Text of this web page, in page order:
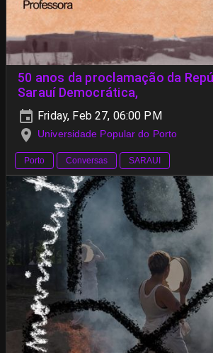
50 anos da proclamação da
Sarauí Democrática,
Friday, Feb 27, 06:00 PM
Universidade Popular do Porto
Porto Conversas SARAUI